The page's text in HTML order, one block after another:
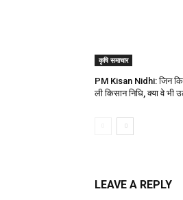
कृषि समाचार
PM Kisan Nidhi: जिन
ली किसान निधि, क्या वे भी
LEAVE A REPLY